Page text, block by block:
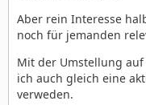
Aber rein Interesse
noch für jemanden
Mit der Umstellung auf
ich auch gleich eine
verweden.